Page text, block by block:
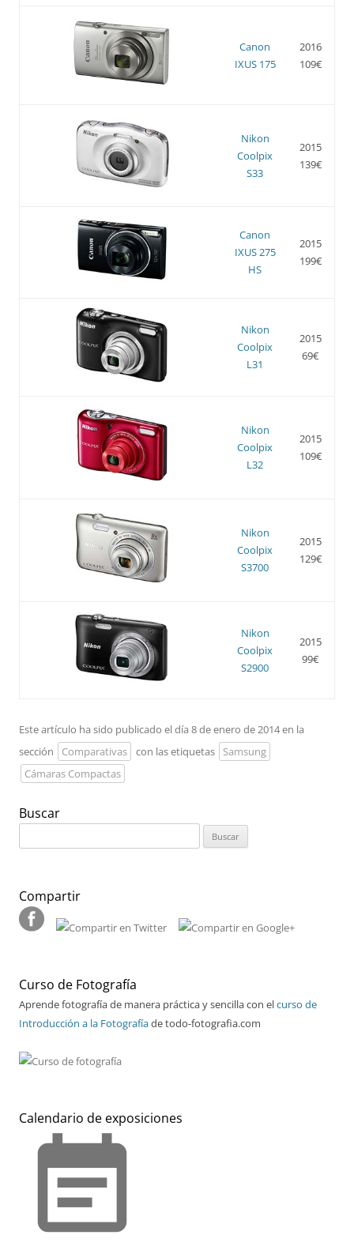
Canon
IXUS 175
2016
109€
Nikon
Coolpix
S33
2015
139€
Canon
IXUS 275
HS
2015
199€
Nikon
Coolpix
L31
2015
69€
Nikon
Coolpix
L32
2015
109€
Nikon
Coolpix
S3700
2015
129€
Nikon
Coolpix
S2900
2015
99€
Este artículo ha sido publicado el día 8 de enero de 2014 en la
sección
Comparativas con las etiquetas
Samsung
Cámaras Compactas
Buscar
Compartir
Curso de Fotografía
Aprende fotografía de manera práctica y sencilla con elcurso de
Introducción a la Fotografíade todo-fotografia.com
Calendario de exposiciones
event_note